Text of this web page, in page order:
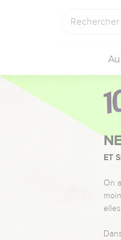
ET
On